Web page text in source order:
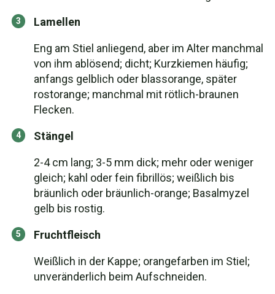
Lamellen
Eng am Stiel anliegend, aber im Alter manchmal
von ihm ablösend; dicht; Kurzkiemen häufig;
anfangs gelblich oder blassorange, später
rostorange; manchmal mit rötlich-braunen
Flecken.
Stängel
2-4 cm lang; 3-5 mm dick; mehr oder weniger
gleich; kahl oder fein fibrillös; weißlich bis
bräunlich oder bräunlich-orange; Basalmyzel
gelb bis rostig.
Fruchtfleisch
Weißlich in der Kappe; orangefarben im Stiel;
unveränderlich beim Aufschneiden.